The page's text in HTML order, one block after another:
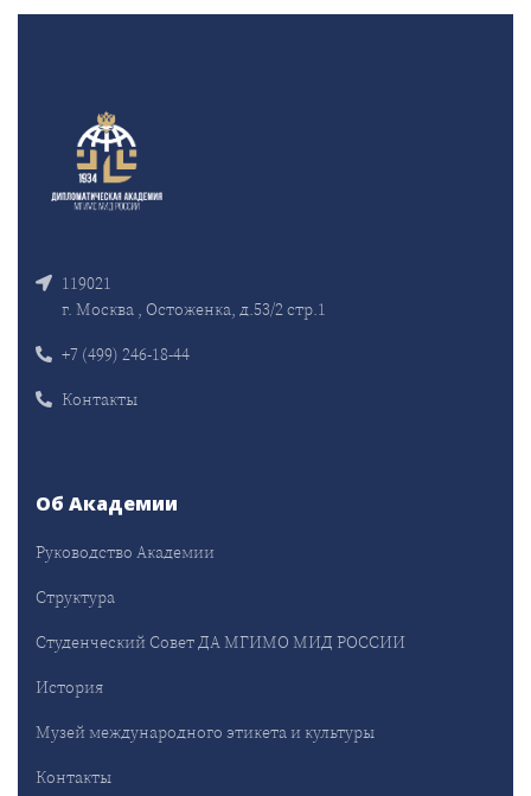
119021
г. Москва , Остоженка, д.53/2 стр.1
+7 (499) 246-18-44
Контакты
Об Академии
Руководство Академии
Структура
Студенческий Совет ДА МГИМО МИД РОССИИ
История
Музей международного этикета и культуры
Контакты